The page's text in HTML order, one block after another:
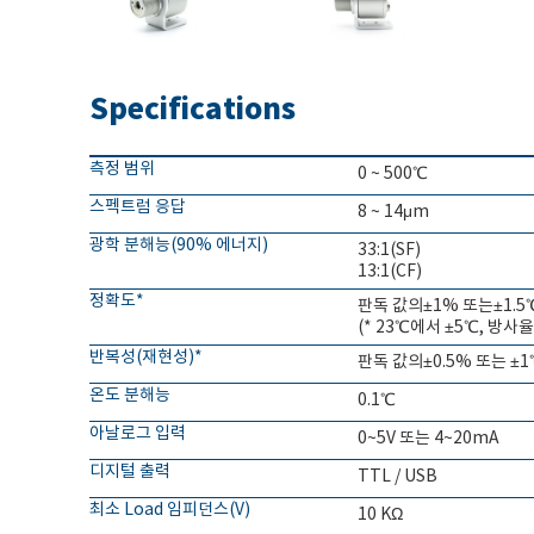
Specifications
측정 범위
0 ~ 500℃
스펙트럼 응답
8 ~ 14μm
광학 분해능(90% 에너지)
33:1(SF)
13:1(CF)
정확도*
판독 값의±1% 또는
(* 23℃에서 ±5℃, 방사
반복성(재현성)*
판독 값의±0.5% 또는
온도 분해능
0.1℃
아날로그 입력
0~5V 또는 4~20mA
디지털 출력
TTL / USB
최소 Load 임피던스(V)
10 KΩ